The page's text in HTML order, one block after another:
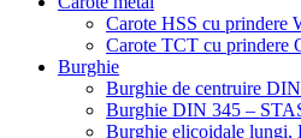
Carote HSS cu prindere
Carote TCT cu prindere
Burghie
Burghie de centruire
Burghie DIN 345 –
Burghie elicoidale lungi,